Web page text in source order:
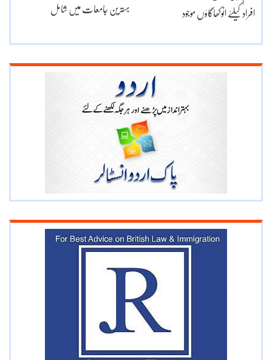
بہترین جامعات میں شامل
افراد کیلئے انوکھاگاؤں موجود